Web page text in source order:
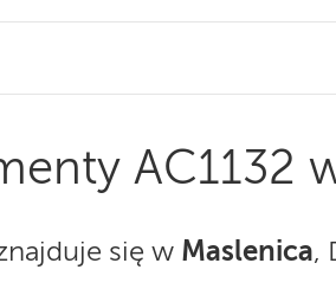
AC1132
się w Maslenica,